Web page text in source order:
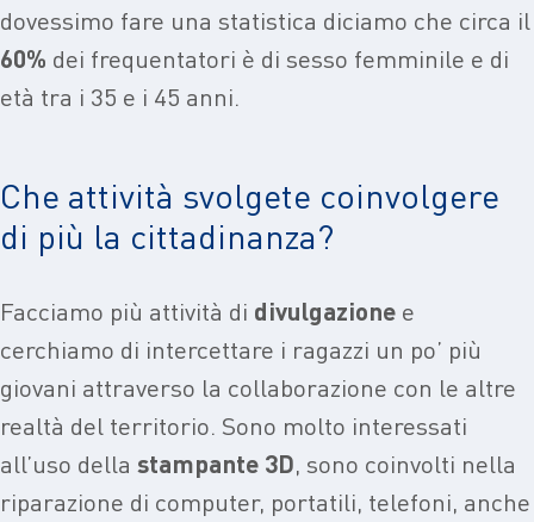
dovessimo fare una statistica diciamo che circa il
60% dei frequentatori è di sesso femminile e di
età tra i 35 e i 45 anni.
Che attività svolgete coinvolgere
di più la cittadinanza?
Facciamo più attività di divulgazione e
cerchiamo di intercettare i ragazzi un po’ più
giovani attraverso la collaborazione con le altre
realtà del territorio. Sono molto interessati
all’uso della stampante 3D, sono coinvolti nella
riparazione di computer, portatili, telefoni, anche